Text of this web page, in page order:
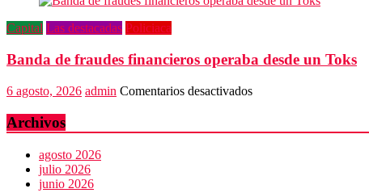
Capital Las destacadas Policiaca
Banda de fraudes financieros operaba desde un Toks
6 agosto, 2026 admin Comentarios desactivadosen
fraudes
Archivos
agosto 2026
julio 2026
junio 2026